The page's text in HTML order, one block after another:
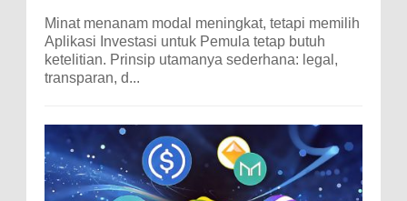
Minat menanam modal meningkat, tetapi memilih
Aplikasi Investasi untuk Pemula tetap butuh
ketelitian. Prinsip utamanya sederhana: legal,
transparan, d...